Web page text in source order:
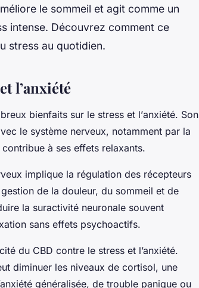
le sommeil et agit comme un
intense. Découvrez comment ce
stress au quotidien.
l’anxiété
bienfaits sur le stress et l’anxiété. Son
le système nerveux, notamment par la
à ses effets relaxants.
implique la régulation des récepteurs
de la douleur, du sommeil et de
la suractivité neuronale souvent
sans effets psychoactifs.
du CBD contre le stress et l’anxiété.
diminuer les niveaux de cortisol, une
généralisée, de trouble panique ou